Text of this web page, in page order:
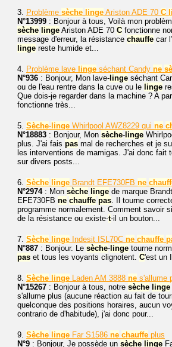
3. Problème sèche linge Ariston ADE 70 C
N°13999 : Bonjour à tous, Voilà mon
sèche linge Ariston ADE 70 C fonctionne
message d'erreur, la résistance chauffe car
linge reste humide et...
4. Problème lave linge séchant Candy ne
N°936 : Bonjour, Mon lave- linge séchant
ou de l'eau rentre dans la cuve ou le linge
Que dois-je regarder dans la machine ? A
fonctionne très...
5. Sèche- linge Whirlpool AWZ8229 qui ne
N°18883 : Bonjour, Mon sèche- linge
plus. J'ai fais pas mal de recherches et je
les interventions de mamigas. J'ai donc fait
sur divers posts...
6. Sèche linge Brandt EFE730FB ne
N°2974: Mon sèche linge de marque
EFE730FB ne chauffe pas. Il tourne
programme normalement. Comment savoir
de la résistance ou existe-t-il un bouton...
7. Sèche linge Indesit ISL70C ne chauffe
N°887 : Bonjour. Le sèche- linge tourne
pas et tous les voyants clignotent. C'est un
8. Sèche linge Laden AM 3888 ne s'allume
N°15267 : Bonjour à tous, notre sèche linge
s'allume plus (aucune réaction au fait de
quelconque des positions horaires, aucun
contrario de d'habitude), j'ai donc pour...
9. Sèche linge Far S1586 ne chauffe plus
N°9 : Bonjour, Je possède un sèche linge